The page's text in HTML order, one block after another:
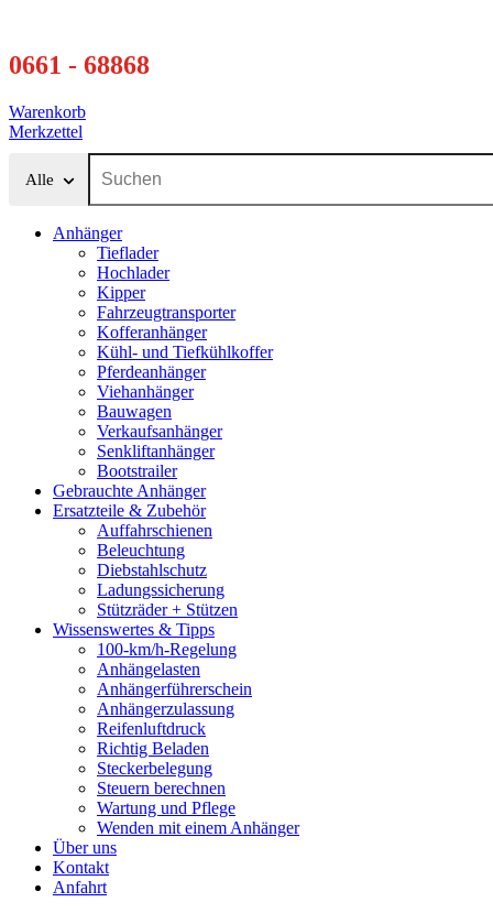
0661 - 68868
Warenkorb
Merkzettel
Alle
Anhänger
Tieflader
Hochlader
Kipper
Fahrzeugtransporter
Kofferanhänger
Kühl- und Tiefkühlkoffer
Pferdeanhänger
Viehanhänger
Bauwagen
Verkaufsanhänger
Senkliftanhänger
Bootstrailer
Gebrauchte Anhänger
Ersatzteile & Zubehör
Auffahrschienen
Beleuchtung
Diebstahlschutz
Ladungssicherung
Stützräder + Stützen
Wissenswertes & Tipps
100-km/h-Regelung
Anhängelasten
Anhängerführerschein
Anhängerzulassung
Reifenluftdruck
Richtig Beladen
Steckerbelegung
Steuern berechnen
Wartung und Pflege
Wenden mit einem Anhänger
Über uns
Kontakt
Anfahrt